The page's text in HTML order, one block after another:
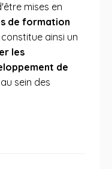
mises en
de formation
ainsi un
les
de
au sein des